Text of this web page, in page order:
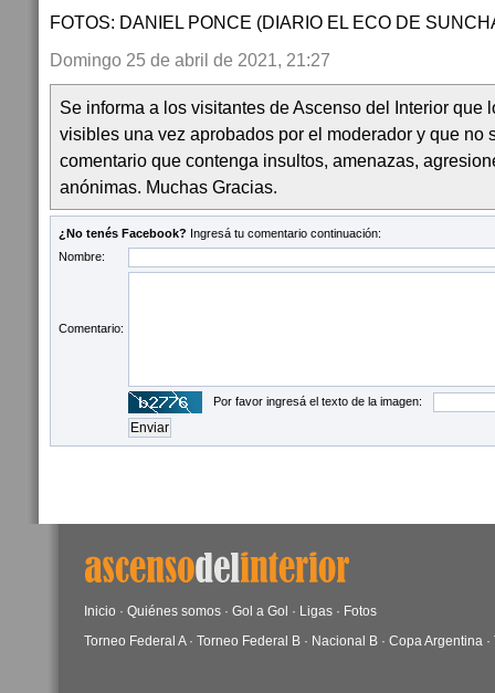
FOTOS: DANIEL PONCE (DIARIO EL ECO DE
Domingo 25 de abril de 2021, 21:27
Se informa a los visitantes de Ascenso del Interior que
visibles una vez aprobados por el moderador y que no
comentario que contenga insultos, amenazas,
anónimas. Muchas Gracias.
¿No tenés Facebook? Ingresá tu comentario continuación:
Nombre:
Comentario:
Por favor ingresá el texto de la imagen:
Inicio · Quiénes somos · Gol a Gol · Ligas · Fotos
Torneo Federal A· Torneo Federal B · Nacional B · Copa Argentina ·